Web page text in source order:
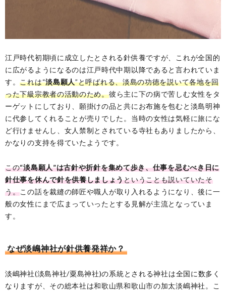
江戸時代初期頃に成立したとされる針供養ですが、これが全国的
に広がるようになるのは江戸時代中期以降であると言われていま
す。これは“淡島願人”と呼ばれる、淡島の功徳を説いて各地を回
った下級宗教者の活動のため。彼ら主に下の病で苦しむ女性をタ
ーゲットにしており、願掛けの品と共にお布施を包むと淡島明神
に代参してくれることが売りでした。当時の女性は気軽に旅にな
ど行けませんし、女人禁制とされている寺社もありましたから、
かなりの支持を得ていたようです。
この“淡島願人”は古針や折針を集めて歩き、仕事を忌むべき日に
針仕事を休んで針を供養しましょうということも説いていたそ
う。この話を裁縫の師匠や職人が取り入れるようになり、後に一
般の女性にまで広まっていったとする見解が主流となっていま
す。
なぜ淡嶋神社が針供養発祥か？
淡嶋神社(淡島神社/粟島神社)の系統とされる神社は全国に数多く
なりますが、その総本社は和歌山県和歌山市の加太淡嶋神社。こ